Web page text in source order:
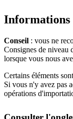
Informations
Conseil : vous ne
Consignes de niveau
lorsque vous nous
Certains éléments
Si vous n'y avez pas
opérations